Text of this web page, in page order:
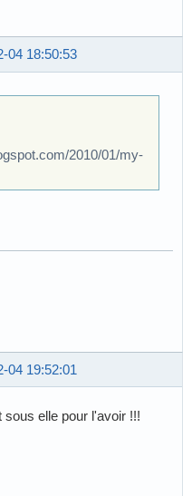
04 18:50:53
2010/01/my-
04 19:52:01
sous elle pour l'avoir !!!